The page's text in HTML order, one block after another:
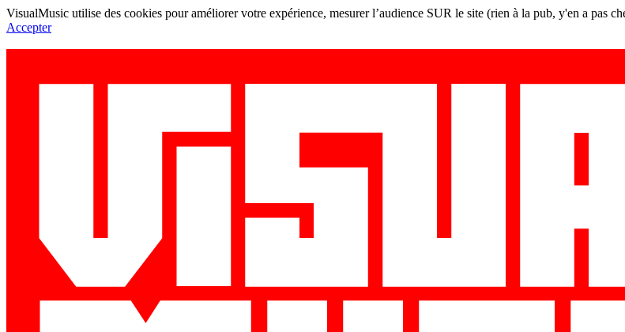
VisualMusic utilise des cookies pour améliorer votre expérience, mesurer l’audience SUR le site (rien à la pub, y'en a pas
Accepter